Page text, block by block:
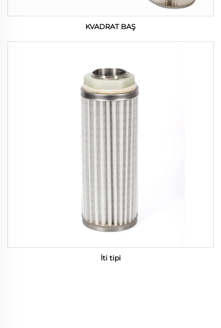
KVADRAT BAŞ
İti tipi